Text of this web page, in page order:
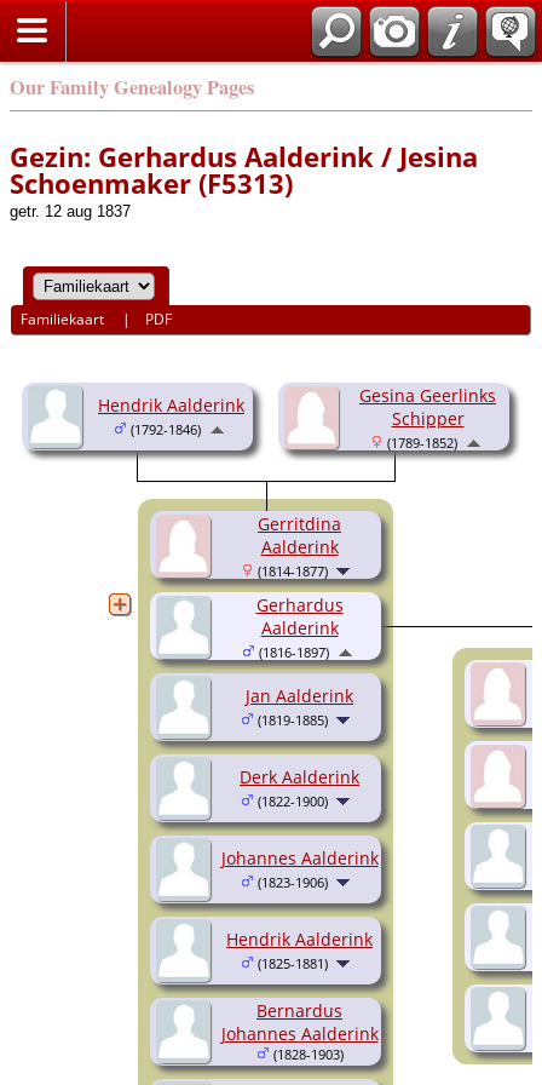
Our Family Genealogy Pages
Gezin: Gerhardus Aalderink / Jesina
Schoenmaker (F5313)
getr. 12 aug 1837
Familiekaart | PDF
Hendrik Aalderink
(1792-1846)
Gesina Geerlinks
Schipper
(1789-1852)
Gerritdina
Aalderink
(1814-1877)
Jan Aalderink
(1819-1885)
Derk Aalderink
(1822-1900)
Johannes Aalderink
(1823-1906)
Hendrik Aalderink
(1825-1881)
Bernardus
Johannes Aalderink
(1828-1903)
Gerhardus
Aalderink
(1816-1897)